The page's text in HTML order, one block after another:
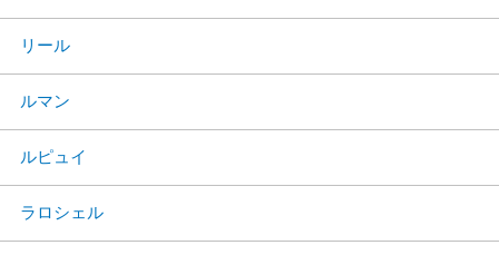
リール
ルマン
ルピュイ
ラロシェル